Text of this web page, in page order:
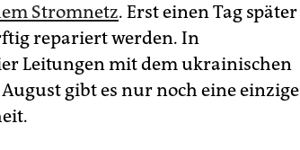
Stromnetz. Erst einen Tag später
repariert werden. In
Leitungen mit dem ukrainischen
gibt es nur noch eine einzige